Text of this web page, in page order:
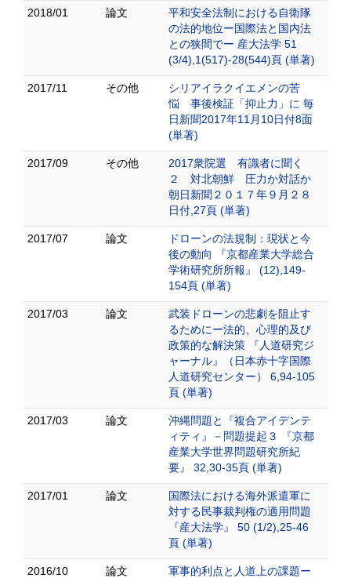
2018/01 論文
平和安全法制における自衛隊
の法的地位ー国際法と国内法
との狭間でー 産大法学 51
(3/4),1(517)-28(544)頁 (単著)
2017/11 その他
シリアイラクイエメンの苦
悩 事後検証「抑止力」に 毎
日新聞2017年11月10日付8面
(単著)
2017/09 その他
2017衆院選 有識者に聞く
２ 対北朝鮮 圧力か対話か
朝日新聞２０１７年９月２８
日付,27頁 (単著)
2017/07 論文
ドローンの法規制：現状と今
後の動向 『京都産業大学総合
学術研究所所報』 (12),149-
154頁 (単著)
2017/03 論文
武装ドローンの悲劇を阻止す
るためにー法的、心理的及び
政策的な解決策 『人道研究ジ
ャーナル』（日本赤十字国際
人道研究センター） 6,94-105
頁 (単著)
2017/03 論文
沖縄問題と『複合アイデンテ
ィティ』－問題提起３ 『京都
産業大学世界問題研究所紀
要』 32,30-35頁 (単著)
2017/01 論文
国際法における海外派遣軍に
対する民事裁判権の適用問題
『産大法学』 50 (1/2),25-46
頁 (単著)
2016/10 論文
軍事的利点と人道上の課題ー